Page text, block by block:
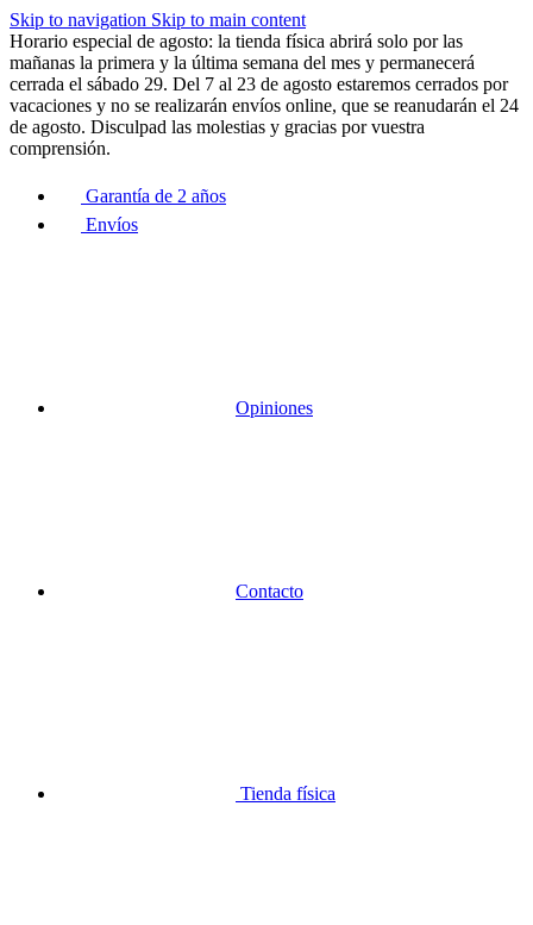
Skip to navigation Skip to main content
Horario especial de agosto: la tienda física abrirá solo por las
mañanas la primera y la última semana del mes y permanecerá
cerrada el sábado 29. Del 7 al 23 de agosto estaremos cerrados por
vacaciones y no se realizarán envíos online, que se reanudarán el 24
de agosto. Disculpad las molestias y gracias por vuestra
comprensión.
Garantía de 2 años
Envíos
Opiniones
Contacto
Tienda física